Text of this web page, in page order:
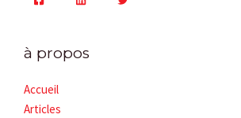
à propos
Accueil
Articles